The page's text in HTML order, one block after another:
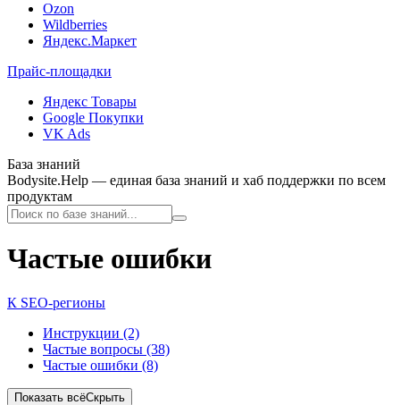
Ozon
Wildberries
Яндекс.Маркет
Прайс-площадки
Яндекс Товары
Google Покупки
VK Ads
База знаний
Bodysite.Help — единая база знаний и хаб поддержки по всем
продуктам
Частые ошибки
К SEO-регионы
Инструкции (2)
Частые вопросы (38)
Частые ошибки (8)
Показать всёСкрыть